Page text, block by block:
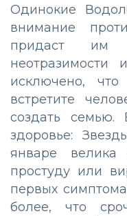
Одинокие
внимание
придаст им
неотразимости
исключено,
встретите
создать
здоровье:
январе велика
простуду или
первых
более, что